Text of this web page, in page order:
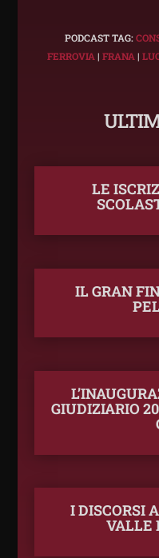
PODCAST TAG:
FERROVIA |FRANA |
LE
IL GRAN
GIUDIZIARIO
I DISCORSI
VALLE